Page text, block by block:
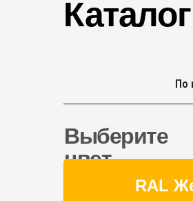
Каталог
По
Выберите
цвет
RAL